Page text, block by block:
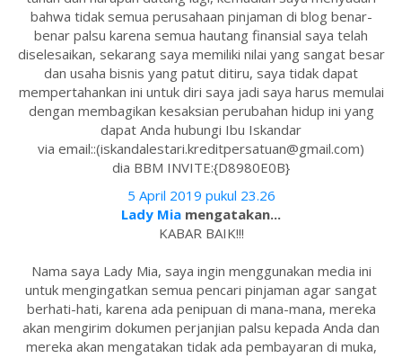
bahwa tidak semua perusahaan pinjaman di blog benar-
benar palsu karena semua hautang finansial saya telah
diselesaikan, sekarang saya memiliki nilai yang sangat besar
dan usaha bisnis yang patut ditiru, saya tidak dapat
mempertahankan ini untuk diri saya jadi saya harus memulai
dengan membagikan kesaksian perubahan hidup ini yang
dapat Anda hubungi Ibu Iskandar
via email::(iskandalestari.kreditpersatuan@gmail.com)
dia BBM INVITE:{D8980E0B}
5 April 2019 pukul 23.26
Lady Mia mengatakan...
KABAR BAIK!!!
Nama saya Lady Mia, saya ingin menggunakan media ini
untuk mengingatkan semua pencari pinjaman agar sangat
berhati-hati, karena ada penipuan di mana-mana, mereka
akan mengirim dokumen perjanjian palsu kepada Anda dan
mereka akan mengatakan tidak ada pembayaran di muka,